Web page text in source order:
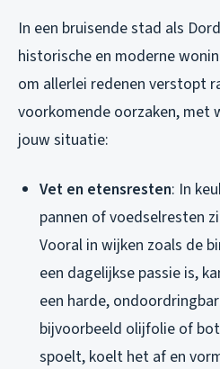
In een bruisende stad als
historische en moderne
om allerlei redenen verstopt
voorkomende oorzaken,
jouw situatie:
Vet en etensresten: In
pannen of voedselresten
Vooral in wijken zoals de
een dagelijkse passie is,
een harde,
bijvoorbeeld olijfolie of
spoelt, koelt het af en